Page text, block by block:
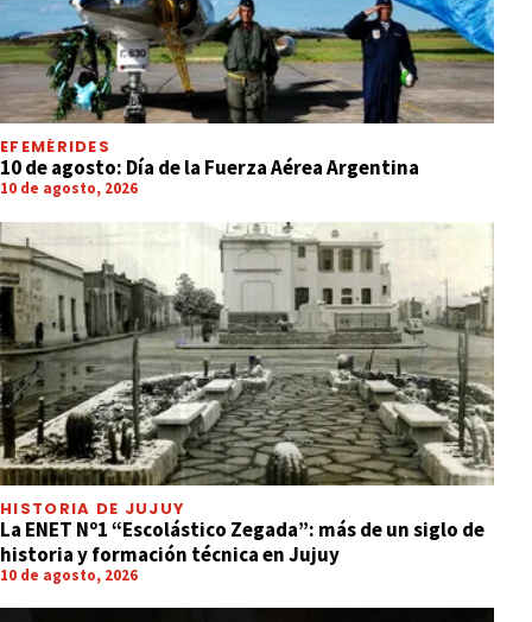
EFEMÉRIDES
10 de agosto: Día de la Fuerza Aérea Argentina
10 de agosto, 2026
HISTORIA DE JUJUY
La ENET Nº1 “Escolástico Zegada”: más de un siglo de
historia y formación técnica en Jujuy
10 de agosto, 2026